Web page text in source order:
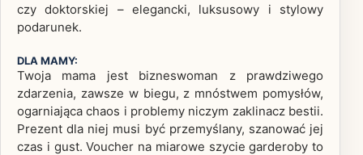
czy doktorskiej – elegancki, luksusowy i stylowy
podarunek.
DLA MAMY:
Twoja mama jest bizneswoman z prawdziwego
zdarzenia, zawsze w biegu, z mnóstwem pomysłów,
ogarniająca chaos i problemy niczym zaklinacz bestii.
Prezent dla niej musi być przemyślany, szanować jej
czas i gust. Voucher na miarowe szycie garderoby to